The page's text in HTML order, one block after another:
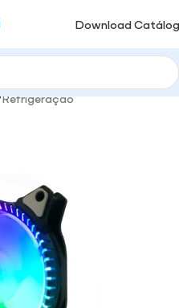
Download
Refrigeração